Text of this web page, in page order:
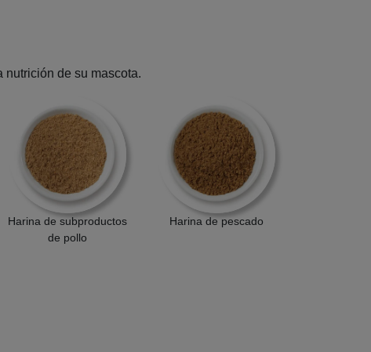
de su mascota.
Harina de subproductos
de pollo
Harina de pescado